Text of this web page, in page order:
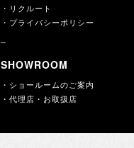
・リクルート
・プライバシーポリシー
SHOWROOM
・ショールームのご案内
・代理店・お取扱店